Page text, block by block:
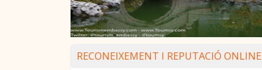
RECONEIXEMENT I REPUTACIÓ ONLINE